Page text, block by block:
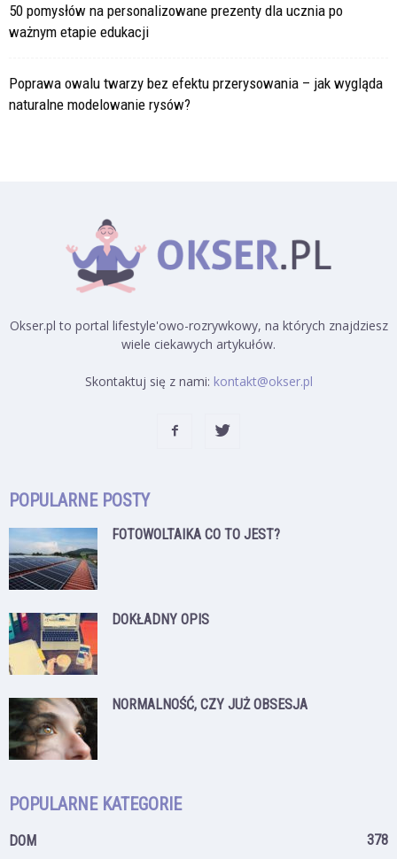
50 pomysłów na personalizowane prezenty dla ucznia po
ważnym etapie edukacji
Poprawa owalu twarzy bez efektu przerysowania – jak wygląda
naturalne modelowanie rysów?
Okser.pl to portal lifestyle'owo-rozrywkowy, na których znajdziesz
wiele ciekawych artykułów.
Skontaktuj się z nami: kontakt@okser.pl
POPULARNE POSTY
FOTOWOLTAIKA CO TO JEST?
DOKŁADNY OPIS
NORMALNOŚĆ, CZY JUŻ OBSESJA
POPULARNE KATEGORIE
DOM 378